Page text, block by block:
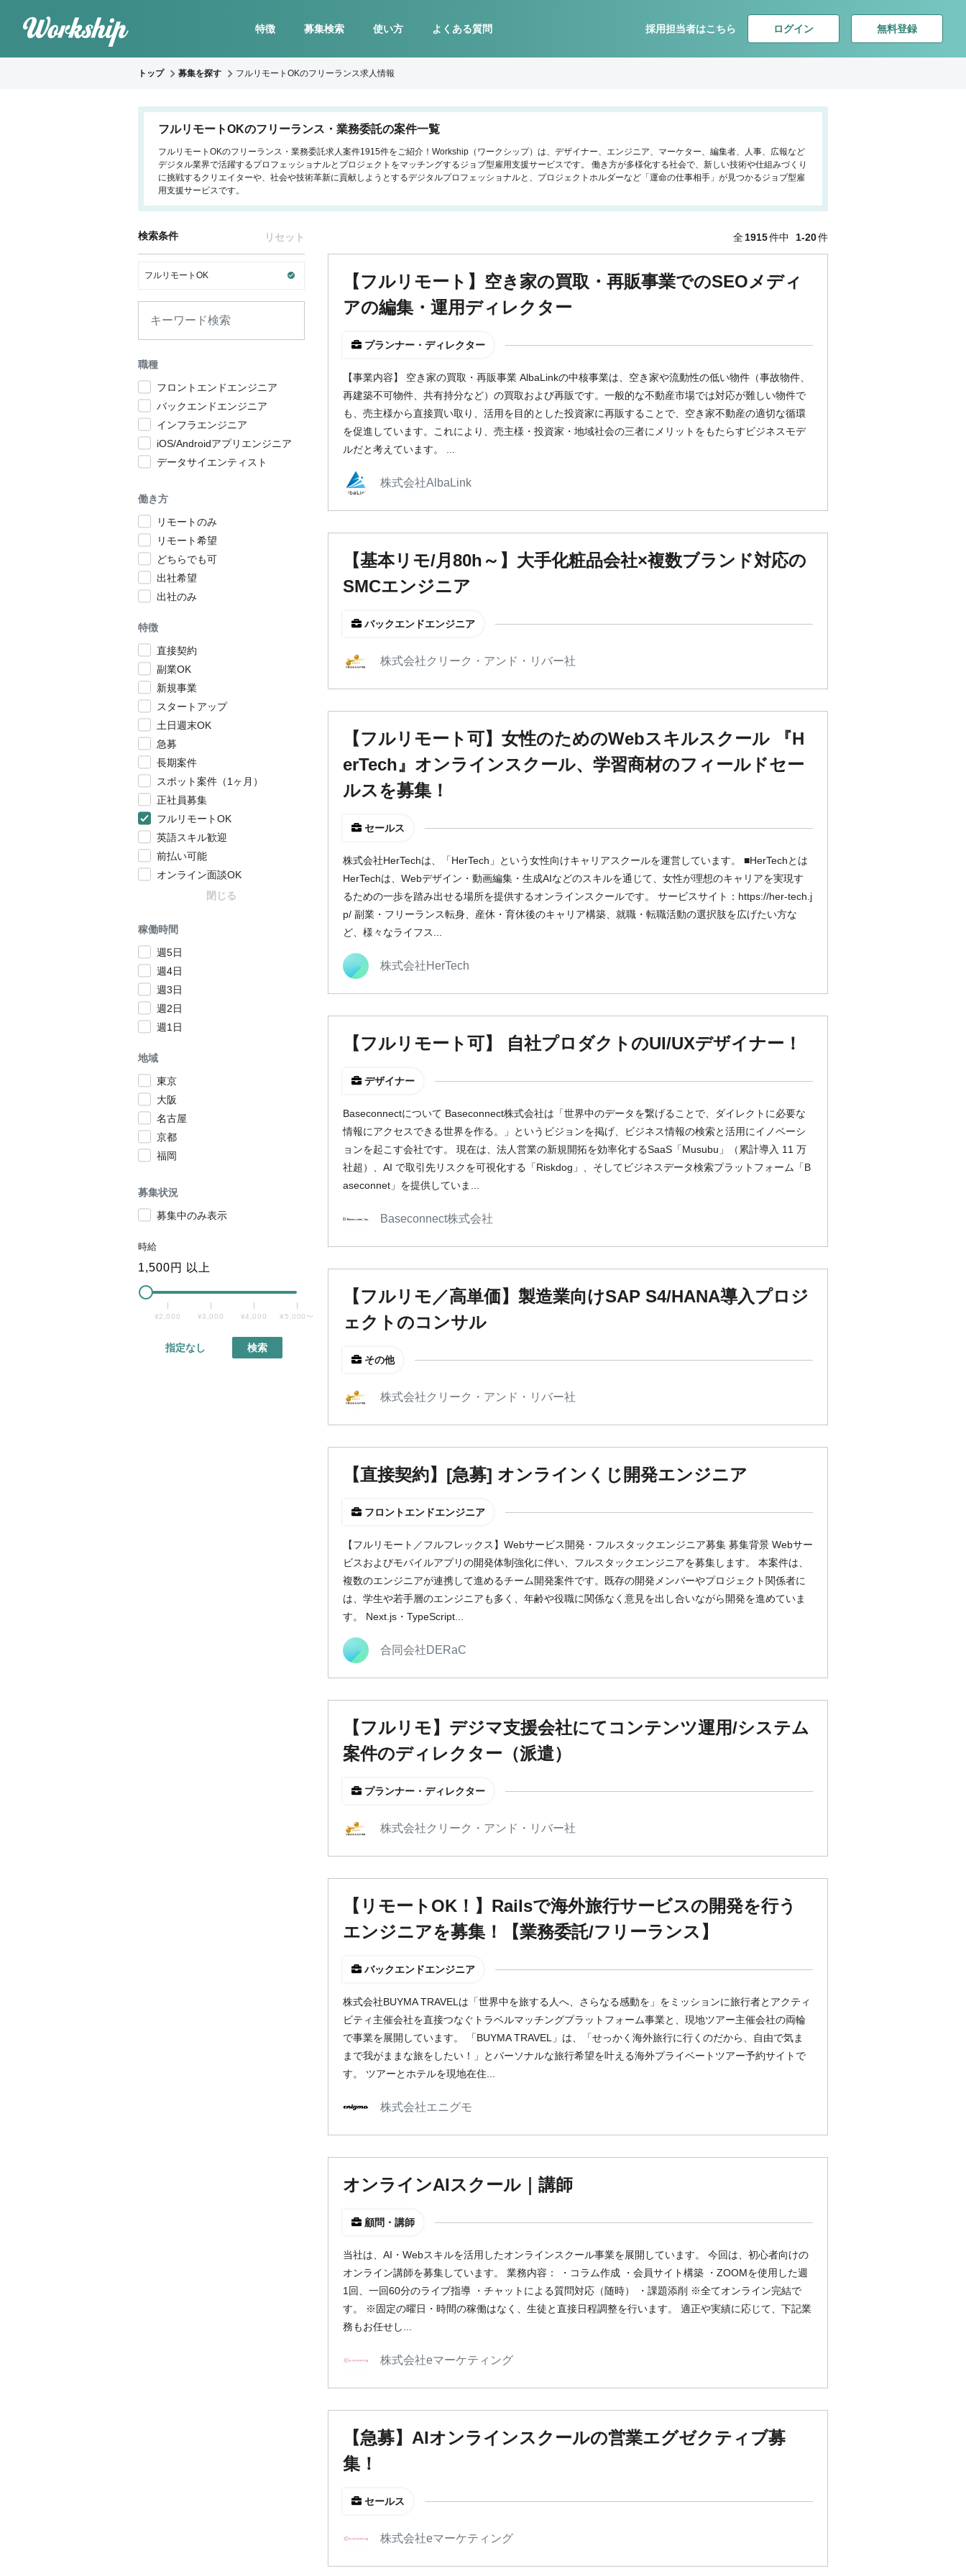
特徴 募集検索 使い方 よくある質問 採用担当者はこちら ログイン 無料登録
トップ 募集を探す フルリモートOKのフリーランス求人情報
フルリモートOKのフリーランス・業務委託の案件一覧
フルリモートOKのフリーランス・業務委託求人案件1915件をご紹介！Workship（ワークシップ）は、デザイナー、エンジニア、マーケター、編集者、人事、広報など
デジタル業界で活躍するプロフェッショナルとプロジェクトをマッチングするジョブ型雇用支援サービスです。 働き方が多様化する社会で、新しい技術や仕組みづくり
に挑戦するクリエイターや、社会や技術革新に貢献しようとするデジタルプロフェッショナルと、プロジェクトホルダーなど「運命の仕事相手」が見つかるジョブ型雇
用支援サービスです。
検索条件 リセット
フルリモートOK
職種
フロントエンドエンジニア
バックエンドエンジニア
インフラエンジニア
iOS/Androidアプリエンジニア
データサイエンティスト
働き方
リモートのみ
リモート希望
どちらでも可
出社希望
出社のみ
特徴
直接契約
副業OK
新規事業
スタートアップ
土日週末OK
急募
長期案件
スポット案件（1ヶ月）
正社員募集
フルリモートOK
英語スキル歓迎
前払い可能
オンライン面談OK
閉じる
稼働時間
週5日
週4日
週3日
週2日
週1日
地域
東京
大阪
名古屋
京都
福岡
募集状況
募集中のみ表示
時給
1,500円 以上
¥2,000 ¥3,000 ¥4,000 ¥5,000〜
指定なし 検索
全1915件中 1-20件
【フルリモート】空き家の買取・再販事業でのSEOメディ
アの編集・運用ディレクター
プランナー・ディレクター
【事業内容】 空き家の買取・再販事業 AlbaLinkの中核事業は、空き家や流動性の低い物件（事故物件、
再建築不可物件、共有持分など）の買取および再販です。一般的な不動産市場では対応が難しい物件で
も、売主様から直接買い取り、活用を目的とした投資家に再販することで、空き家不動産の適切な循環
を促進しています。これにより、売主様・投資家・地域社会の三者にメリットをもたらすビジネスモデ
ルだと考えています。 ...
株式会社AlbaLink
【基本リモ/月80h～】大手化粧品会社×複数ブランド対応の
SMCエンジニア
バックエンドエンジニア
株式会社クリーク・アンド・リバー社
【フルリモート可】女性のためのWebスキルスクール 『H
erTech』オンラインスクール、学習商材のフィールドセー
ルスを募集！
セールス
株式会社HerTechは、「HerTech」という女性向けキャリアスクールを運営しています。 ■HerTechとは
HerTechは、Webデザイン・動画編集・生成AIなどのスキルを通じて、女性が理想のキャリアを実現す
るための一歩を踏み出せる場所を提供するオンラインスクールです。 サービスサイト：https://her-tech.j
p/ 副業・フリーランス転身、産休・育休後のキャリア構築、就職・転職活動の選択肢を広げたい方な
ど、様々なライフス...
株式会社HerTech
【フルリモート可】 自社プロダクトのUI/UXデザイナー！
デザイナー
Baseconnectについて Baseconnect株式会社は「世界中のデータを繋げることで、ダイレクトに必要な
情報にアクセスできる世界を作る。」というビジョンを掲げ、ビジネス情報の検索と活用にイノベーシ
ョンを起こす会社です。 現在は、法人営業の新規開拓を効率化するSaaS「Musubu」（累計導入 11 万
社超）、AI で取引先リスクを可視化する「Riskdog」、そしてビジネスデータ検索プラットフォーム「B
aseconnet」を提供していま...
Baseconnect株式会社
【フルリモ／高単価】製造業向けSAP S4/HANA導入プロジ
ェクトのコンサル
その他
株式会社クリーク・アンド・リバー社
【直接契約】[急募] オンラインくじ開発エンジニア
フロントエンドエンジニア
【フルリモート／フルフレックス】Webサービス開発・フルスタックエンジニア募集 募集背景 Webサー
ビスおよびモバイルアプリの開発体制強化に伴い、フルスタックエンジニアを募集します。 本案件は、
複数のエンジニアが連携して進めるチーム開発案件です。既存の開発メンバーやプロジェクト関係者に
は、学生や若手層のエンジニアも多く、年齢や役職に関係なく意見を出し合いながら開発を進めていま
す。 Next.js・TypeScript...
合同会社DERaC
【フルリモ】デジマ支援会社にてコンテンツ運用/システム
案件のディレクター（派遣）
プランナー・ディレクター
株式会社クリーク・アンド・リバー社
【リモートOK！】Railsで海外旅行サービスの開発を行う
エンジニアを募集！【業務委託/フリーランス】
バックエンドエンジニア
株式会社BUYMA TRAVELは「世界中を旅する人へ、さらなる感動を」をミッションに旅行者とアクティ
ビティ主催会社を直接つなぐトラベルマッチングプラットフォーム事業と、現地ツアー主催会社の両輪
で事業を展開しています。 「BUYMA TRAVEL」は、「せっかく海外旅行に行くのだから、自由で気ま
まで我がままな旅をしたい！」とパーソナルな旅行希望を叶える海外プライベートツアー予約サイトで
す。 ツアーとホテルを現地在住...
株式会社エニグモ
オンラインAIスクール｜講師
顧問・講師
当社は、AI・Webスキルを活用したオンラインスクール事業を展開しています。 今回は、初心者向けの
オンライン講師を募集しています。 業務内容： ・コラム作成 ・会員サイト構築 ・ZOOMを使用した週
1回、一回60分のライブ指導 ・チャットによる質問対応（随時） ・課題添削 ※全てオンライン完結で
す。 ※固定の曜日・時間の稼働はなく、生徒と直接日程調整を行います。 適正や実績に応じて、下記業
務もお任せし...
株式会社eマーケティング
【急募】AIオンラインスクールの営業エグゼクティブ募
集！
セールス
株式会社eマーケティング